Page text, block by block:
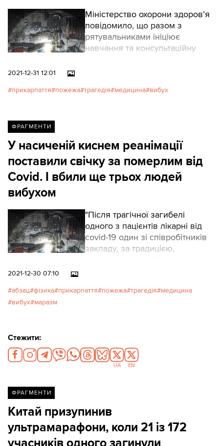
Міністерство охорони здоров’я
повідомило, що разом з
рятувальниками ініціює
навчання та консультаційну
2021-12-31 12:01
прикарпаття пожежа трагедія медицина вибух
ФРАГМЕНТИ
У насиченій киснем реанімації
поставили свічку за померлим від
Covid. І вбили ще трьох людей
вибухом
"Після трагічної загибелі
одного з пацієнтів лікарні від
covid-19 один зі співробітників
закладу, за традицією,
2021-12-30 07:10
абзац фізика прикарпаття пожежа трагедія медицина
вибух маразм
Стежити:
UA EN
ФРАГМЕНТИ
Китай призупинив
ультрамарафони, коли 21 із 172